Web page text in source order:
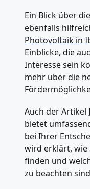
Ein Blick über
ebenfalls
Photovoltaik in
Einblicke, die
Interesse sein
mehr über die
Auch der Artikel
bietet
bei Ihrer
wird erklärt, wie
finden und
zu beachten